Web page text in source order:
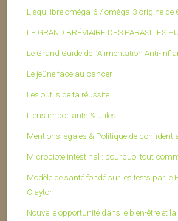
L’équilibre oméga-6 / oméga-3 origine de
LE GRAND BRÉVIAIRE DES PARASITES
Le Grand Guide de l’Alimentation Anti-
Le jeûne face au cancer
Les outils de ta réussite
Liens importants & utiles
Mentions légales & Politique de
Microbiote intestinal : pourquoi tout
Modèle de santé fondé sur les tests par le
Clayton
Nouvelle opportunité dans le bien-être et